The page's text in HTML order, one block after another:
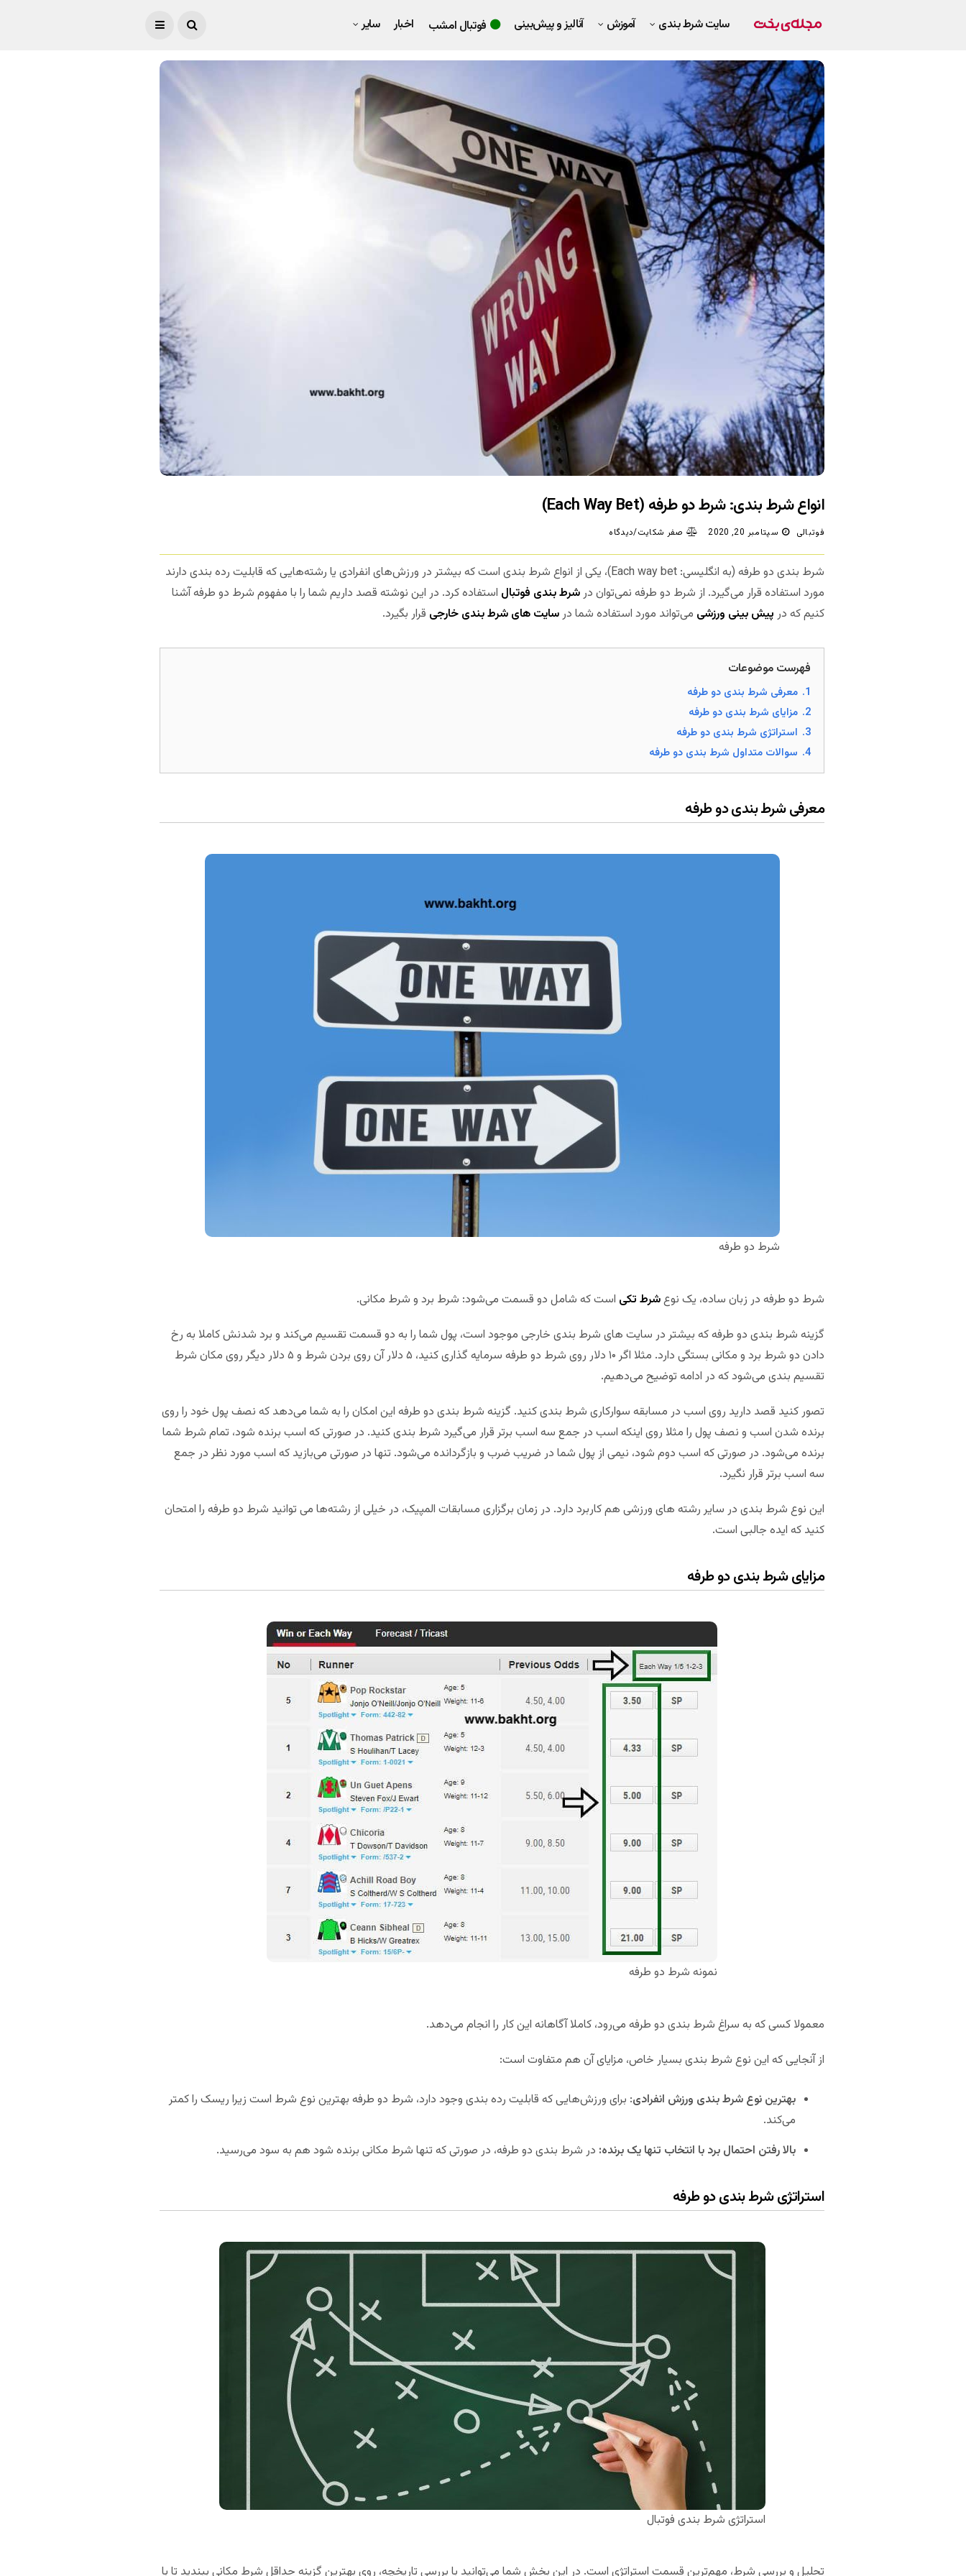
سایت شرط بندی آموزش آنالیز و پیش‌بینی فوتبال امشب اخبار سایر
انواع شرط بندی: شرط دو طرفه (Each Way Bet)
فوتبالی سپتامبر 20, 2020 صفر شکایت/دیدگاه
شرط بندی دو طرفه (به انگلیسی: Each way bet)، یکی از انواع شرط بندی است که بیشتر در ورزش‌های انفرادی یا رشته‌هایی که قابلیت رده بندی دارند
مورد استفاده قرار می‌گیرد. از شرط دو طرفه نمی‌توان درشرط بندی فوتبال استفاده کرد. در این نوشته قصد داریم شما را با مفهوم شرط دو طرفه آشنا
کنیم که در پیش بینی ورزشی می‌تواند مورد استفاده شما درسایت های شرط بندی خارجی قرار بگیرد.
فهرست موضوعات
1. معرفی شرط بندی دو طرفه
2. مزایای شرط بندی دو طرفه
3. استراتژی شرط بندی دو طرفه
4. سوالات متداول شرط بندی دو طرفه
معرفی شرط بندی دو طرفه
شرط دو طرفه
شرط دو طرفه در زبان ساده، یک نوعشرط تکی است که شامل دو قسمت می‌شود: شرط برد و شرط مکانی.
گزینه شرط بندی دو طرفه که بیشتر در سایت های شرط بندی خارجی موجود است، پول شما را به دو قسمت تقسیم می‌کند و برد شدنش کاملا به رخ
دادن دو شرط برد و مکانی بستگی دارد. مثلا اگر ۱۰ دلار روی شرط دو طرفه سرمایه گذاری کنید، ۵ دلار آن روی بردن شرط و ۵ دلار دیگر روی مکان شرط
تقسیم بندی می‌شود که در ادامه توضیح می‌دهیم.
تصور کنید قصد دارید روی اسب در مسابقه سوارکاری شرط بندی کنید. گزینه شرط بندی دو طرفه این امکان را به شما می‌دهد که نصف پول خود را روی
برنده شدن اسب و نصف پول را مثلا روی اینکه اسب در جمع سه اسب برتر قرار می‌گیرد شرط بندی کنید. در صورتی که اسب برنده شود، تمام شرط شما
برنده می‌شود. در صورتی که اسب دوم شود، نیمی از پول شما در ضریب ضرب و بازگردانده می‌شود. تنها در صورتی می‌بازید که اسب مورد نظر در جمع
سه اسب برتر قرار نگیرد.
این نوع شرط بندی در سایر رشته های ورزشی هم کاربرد دارد. در زمان برگزاری مسابقات المپیک، در خیلی از رشته‌ها می توانید شرط دو طرفه را امتحان
کنید که ایده جالبی است.
مزایای شرط بندی دو طرفه
نمونه شرط دو طرفه
معمولا کسی که به سراغ شرط بندی دو طرفه می‌رود، کاملا آگاهانه این کار را انجام می‌دهد.
از آنجایی که این نوع شرط بندی بسیار خاص، مزایای آن هم متفاوت است:
بهترین نوع شرط بندی ورزش انفرادی: برای ورزش‌هایی که قابلیت رده بندی وجود دارد، شرط دو طرفه بهترین نوع شرط است زیرا ریسک را کمتر
می‌کند.
بالا رفتن احتمال برد با انتخاب تنها یک برنده: در شرط بندی دو طرفه، در صورتی که تنها شرط مکانی برنده شود هم به سود می‌رسید.
استراتژی شرط بندی دو طرفه
استراتژی شرط بندی فوتبال
تحلیل و بررسی شرط، مهم‌ترین قسمت استراتژی است. در این بخش شما می‌توانید با بررسی تاریخچه، روی بهترین گزینه حداقل شرط مکانی ببندید تا با